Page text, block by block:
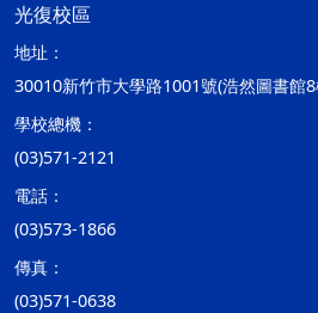
光復校區
地址：
30010新竹市大學路1001號(浩然圖書館
學校總機：
(03)571-2121
電話：
(03)573-1866
傳真：
(03)571-0638